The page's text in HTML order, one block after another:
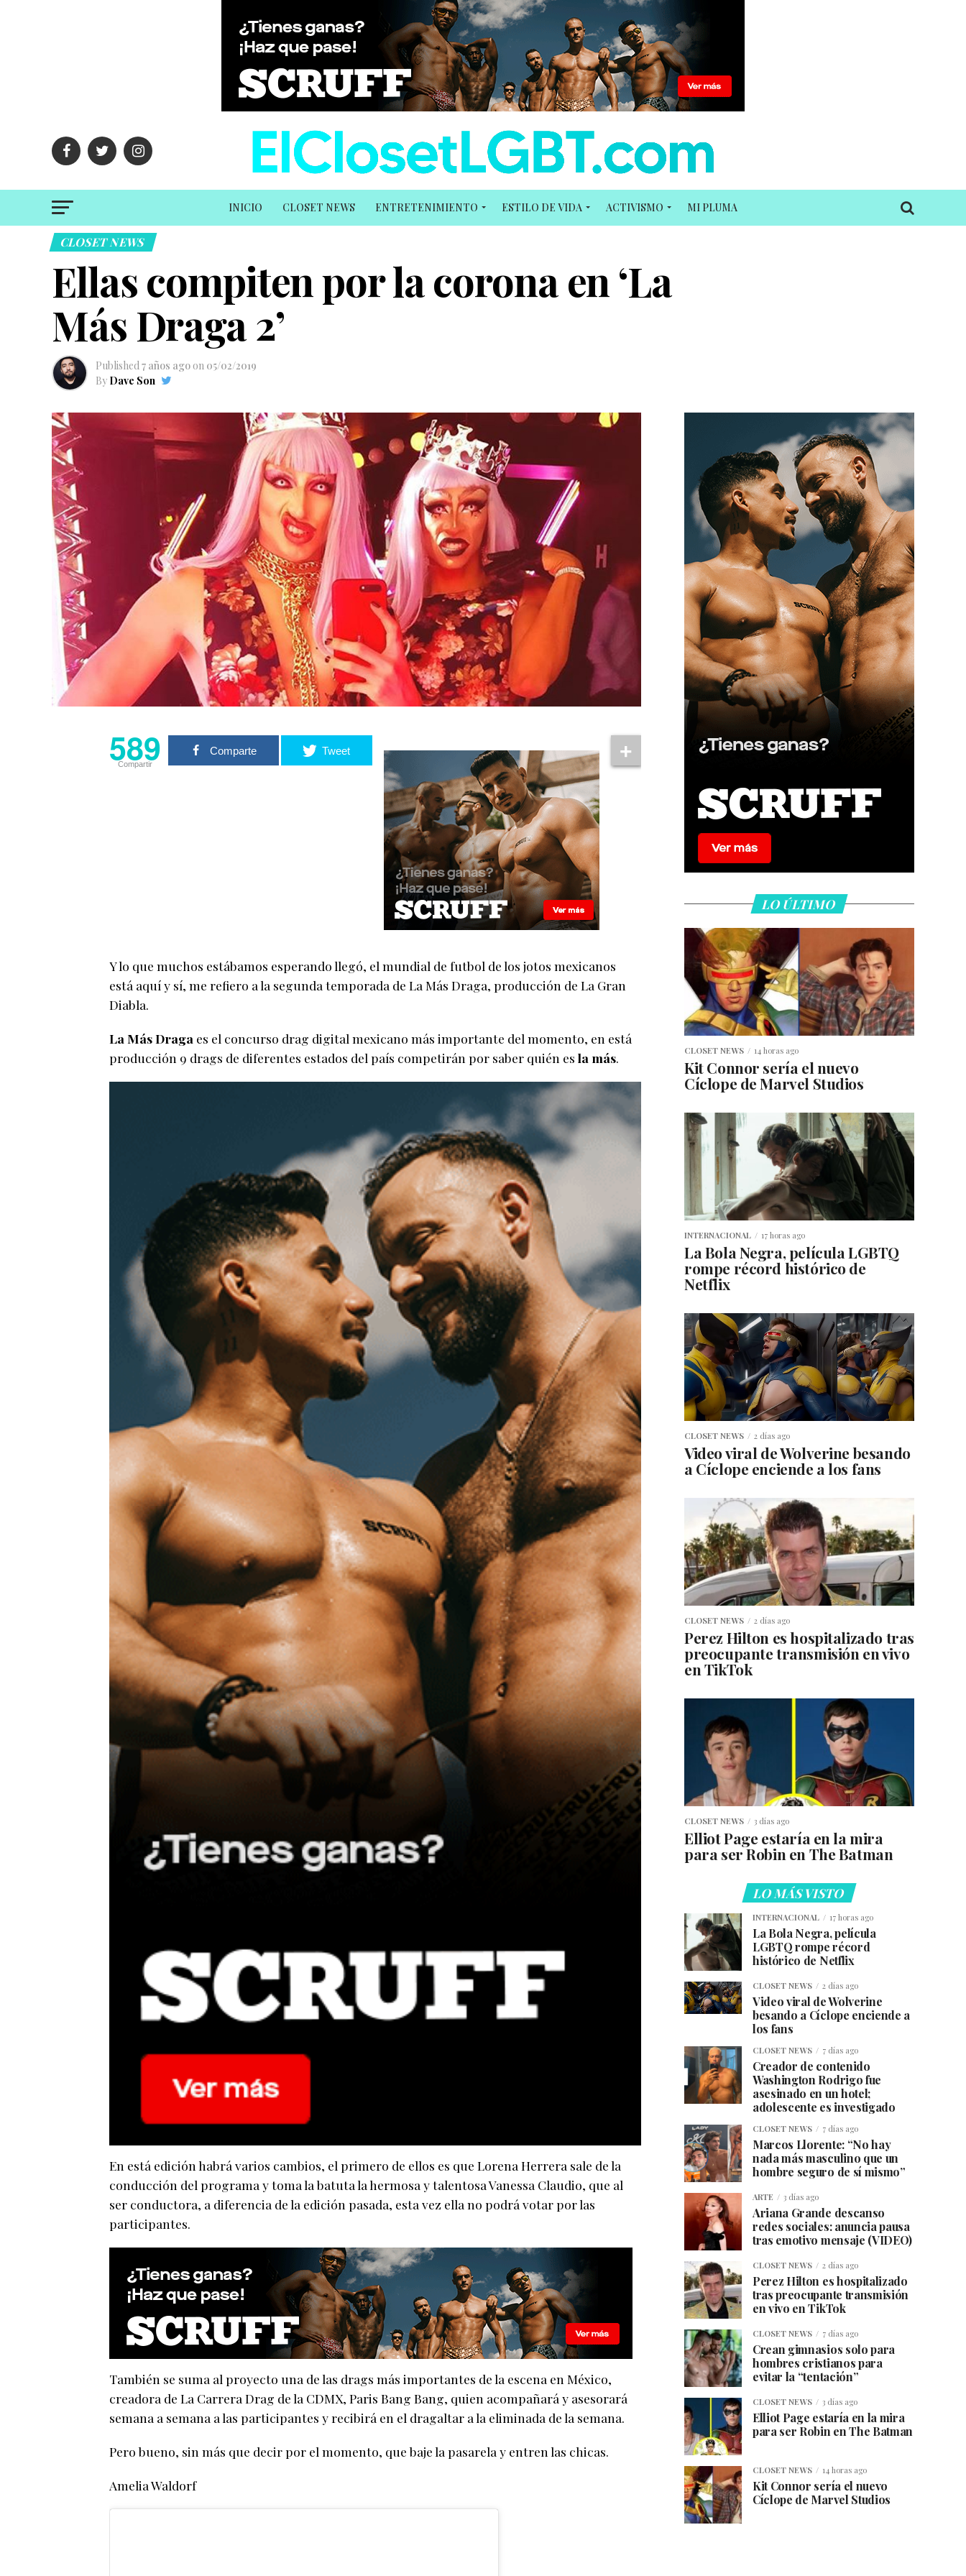
INICIO CLOSET NEWS ENTRETENIMIENTO ESTILO DE VIDA ACTIVISMO MI PLUMA
CLOSET NEWS
Ellas compiten por la corona en ‘La
Más Draga 2’
Published7 años ago on 05/02/2019
By Dave Son
589
Compartir
Comparte Tweet
Y lo que muchos estábamos esperando llegó, el mundial de futbol de los jotos mexicanos
está aquí y sí, me refiero a la segunda temporada de La Más Draga, producción de La Gran
Diabla.
La Más Draga es el concurso drag digital mexicano más importante del momento, en está
producción 9 drags de diferentes estados del país competirán por saber quién es la más.
En está edición habrá varios cambios, el primero de ellos es que Lorena Herrera sale de la
conducción del programa y toma la batuta la hermosa y talentosa Vanessa Claudio, que al
ser conductora, a diferencia de la edición pasada, esta vez ella no podrá votar por las
participantes.
También se suma al proyecto una de las drags más importantes de la escena en México,
creadora de La Carrera Drag de la CDMX, Paris Bang Bang, quien acompañará y asesorará
semana a semana a las participantes y recibirá en el dragaltar a la eliminada de la semana.
Pero bueno, sin más que decir por el momento, que baje la pasarela y entren las chicas.
Amelia Waldorf
LO ÚLTIMO
CLOSET NEWS 14 horas ago
Kit Connor sería el nuevo
Cíclope de Marvel Studios
INTERNACIONAL 17 horas ago
La Bola Negra, película LGBTQ
rompe récord histórico de
Netflix
CLOSET NEWS 2 días ago
Video viral de Wolverine besando
a Cíclope enciende a los fans
CLOSET NEWS 2 días ago
Perez Hilton es hospitalizado tras
preocupante transmisión en vivo
en TikTok
CLOSET NEWS 3 días ago
Elliot Page estaría en la mira
para ser Robin en The Batman
LO MÁS VISTO
INTERNACIONAL 17 horas ago
La Bola Negra, película
LGBTQ rompe récord
histórico de Netflix
CLOSET NEWS 2 días ago
Video viral de Wolverine
besando a Cíclope enciende a
los fans
CLOSET NEWS 7 días ago
Creador de contenido
Washington Rodrigo fue
asesinado en un hotel;
adolescente es investigado
CLOSET NEWS 7 días ago
Marcos Llorente: “No hay
nada más masculino que un
hombre seguro de sí mismo”
ARTE 3 días ago
Ariana Grande descanso
redes sociales: anuncia pausa
tras emotivo mensaje (VIDEO)
CLOSET NEWS 2 días ago
Perez Hilton es hospitalizado
tras preocupante transmisión
en vivo en TikTok
CLOSET NEWS 7 días ago
Crean gimnasios solo para
hombres cristianos para
evitar la “tentación”
CLOSET NEWS 3 días ago
Elliot Page estaría en la mira
para ser Robin en The Batman
CLOSET NEWS 14 horas ago
Kit Connor sería el nuevo
Cíclope de Marvel Studios